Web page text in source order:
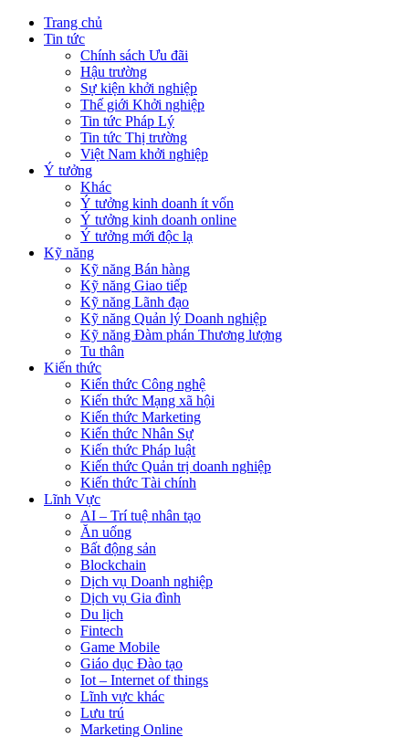
Trang chủ
Tin tức
Chính sách Ưu đãi
Hậu trường
Sự kiện khởi nghiệp
Thế giới Khởi nghiệp
Tin tức Pháp Lý
Tin tức Thị trường
Việt Nam khởi nghiệp
Ý tưởng
Khác
Ý tưởng kinh doanh ít vốn
Ý tưởng kinh doanh online
Ý tưởng mới độc lạ
Kỹ năng
Kỹ năng Bán hàng
Kỹ năng Giao tiếp
Kỹ năng Lãnh đạo
Kỹ năng Quản lý Doanh nghiệp
Kỹ năng Đàm phán Thương lượng
Tu thân
Kiến thức
Kiến thức Công nghệ
Kiến thức Mạng xã hội
Kiến thức Marketing
Kiến thức Nhân Sự
Kiến thức Pháp luật
Kiến thức Quản trị doanh nghiệp
Kiến thức Tài chính
Lĩnh Vực
AI – Trí tuệ nhân tạo
Ăn uống
Bất động sản
Blockchain
Dịch vụ Doanh nghiệp
Dịch vụ Gia đình
Du lịch
Fintech
Game Mobile
Giáo dục Đào tạo
Iot – Internet of things
Lĩnh vực khác
Lưu trú
Marketing Online